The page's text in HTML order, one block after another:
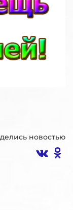
новостью